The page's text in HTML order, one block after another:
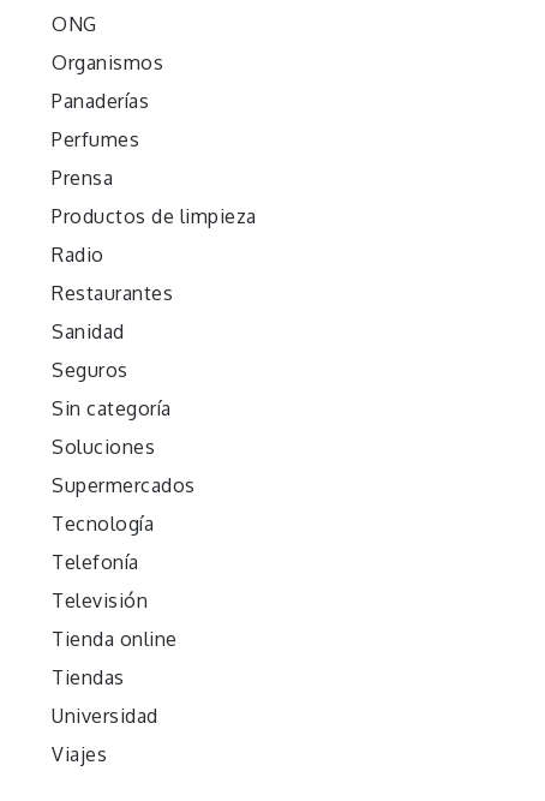
ONG
Organismos
Panaderías
Perfumes
Prensa
Productos de limpieza
Radio
Restaurantes
Sanidad
Seguros
Sin categoría
Soluciones
Supermercados
Tecnología
Telefonía
Televisión
Tienda online
Tiendas
Universidad
Viajes